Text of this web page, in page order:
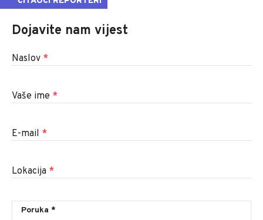
Dojavite nam vijest
Naslov *
Vaše ime *
E-mail *
Lokacija *